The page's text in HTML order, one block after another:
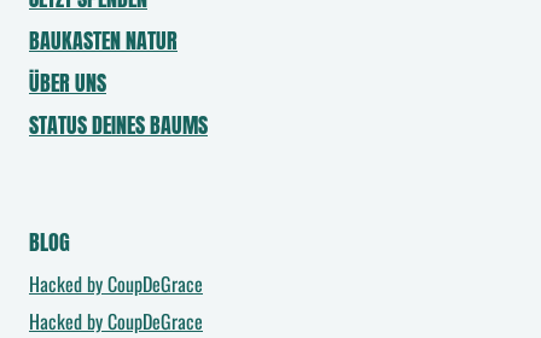
BAUKASTEN NATUR
ÜBER UNS
STATUS DEINES BAUMS
BLOG
Hacked by CoupDeGrace
Hacked by CoupDeGrace